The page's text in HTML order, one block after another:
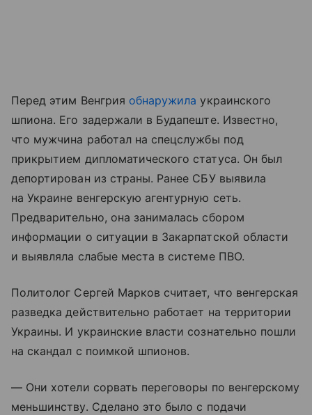
Перед этим Венгрия обнаружила украинского
шпиона. Его задержали в Будапеште. Известно,
что мужчина работал на спецслужбы под
прикрытием дипломатического статуса. Он был
депортирован из страны. Ранее СБУ выявила
на Украине венгерскую агентурную сеть.
Предварительно, она занималась сбором
информации о ситуации в Закарпатской области
и выявляла слабые места в системе ПВО.
Политолог Сергей Марков считает, что венгерская
разведка действительно работает на территории
Украины. И украинские власти сознательно пошли
на скандал с поимкой шпионов.
— Они хотели сорвать переговоры по венгерскому
меньшинству. Сделано это было с подачи